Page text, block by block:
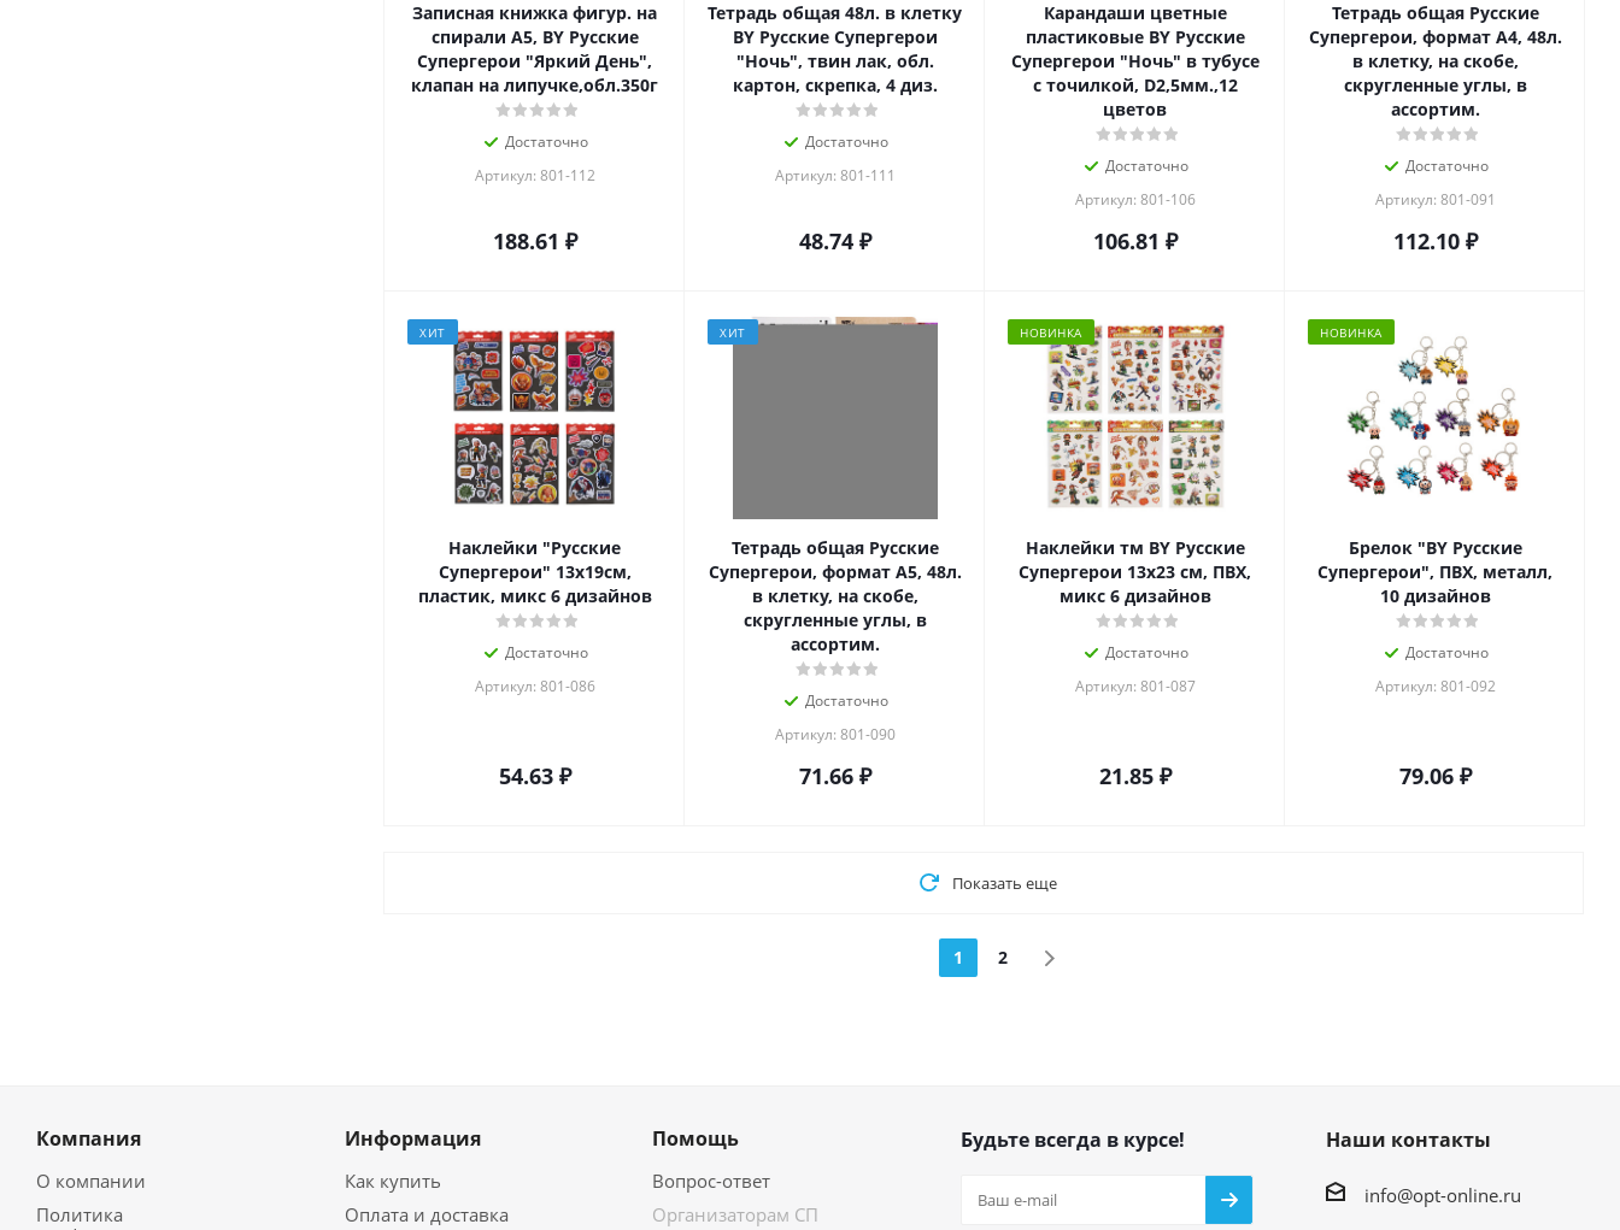
Записная книжка фигур. на
спирали А5, BY Русские
Супергерои "Яркий День",
клапан на липучке,обл.350г
Достаточно
Артикул: 801-112
188.61 ₽
Тетрадь общая 48л. в клетку
BY Русские Супергерои
"Ночь", твин лак, обл.
картон, скрепка, 4 диз.
Достаточно
Артикул: 801-111
48.74₽
Карандаши цветные
пластиковые BY Русские
Супергерои "Ночь" в тубусе
с точилкой, D2,5мм.,12
цветов
Достаточно
Артикул: 801-106
106.81 ₽
Тетрадь общая Русские
Супергерои, формат А4, 48л.
в клетку, на скобе,
скругленные углы, в
ассортим.
Достаточно
Артикул: 801-091
112.10₽
ХИТ
Наклейки "Русские
Супергерои" 13х19см,
пластик, микс 6 дизайнов
Достаточно
Артикул: 801-086
54.63₽
ХИТ
Тетрадь общая Русские
Супергерои, формат А5, 48л.
в клетку, на скобе,
скругленные углы, в
ассортим.
Достаточно
Артикул: 801-090
71.66₽
НОВИНКА
Наклейки тм BY Русские
Супергерои 13х23 см, ПВХ,
микс 6 дизайнов
Достаточно
Артикул: 801-087
21.85₽
НОВИНКА
Брелок "BY Русские
Супергерои", ПВХ, металл,
10 дизайнов
Достаточно
Артикул: 801-092
79.06₽
Показать еще
1 2
Компания
О компании
Политика
Информация
Как купить
Оплата и доставка
Помощь
Вопрос-ответ
Организаторам СП
Будьте всегда в курсе! Наши контакты
info@opt-online.ru